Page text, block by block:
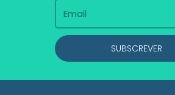
SUBSCREVER